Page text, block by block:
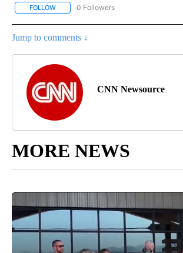
FOLLOW FOLLOW "CNN-SPANISH" TO RECEIVE
0 Followers
Jump to comments ↓
CNN Newsource
MORE NEWS